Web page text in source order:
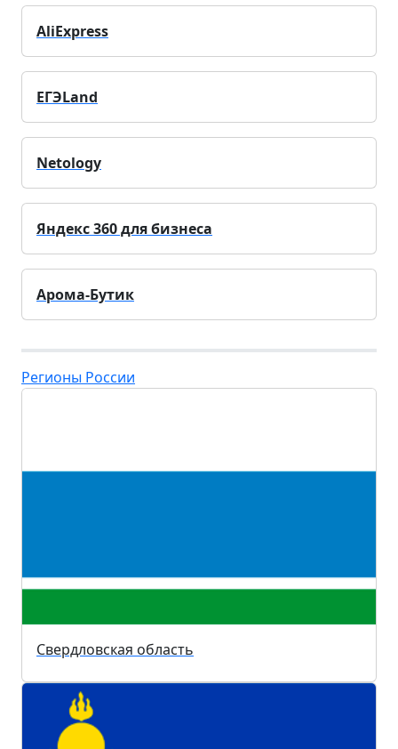
AliExpress
ЕГЭLand
Netology
Яндекс 360 для бизнеса
Арома-Бутик
Регионы России
Свердловская область